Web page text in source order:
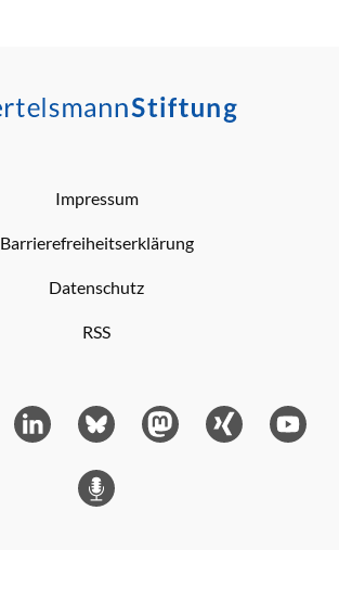
Impressum
Barrierefreiheitserklärung
Datenschutz
RSS